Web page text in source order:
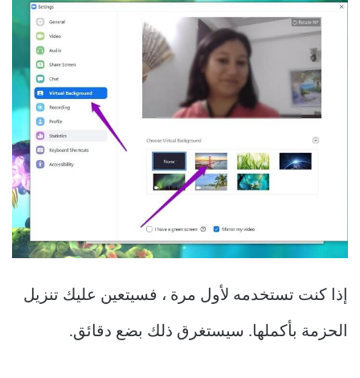
إذا كنت تستخدمه لأول مرة ، فسيتعين عليك تنزيل
الحزمة بأكملها. سيستغرق ذلك بضع دقائق.